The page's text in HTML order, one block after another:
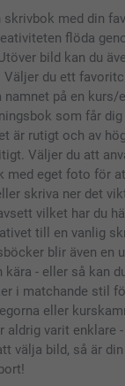
Fotoagenda
skrivbok med din
flöda
bild kan du
du ett
namnet på en kurs/
som får
är rutigt och av
Väljer du att
med eget foto för
skriva ner det
vilket har du
till en vanlig
blir även en
kära - eller så kan
i matchande stil
eller
aldrig varit enklare
välja bild, så är